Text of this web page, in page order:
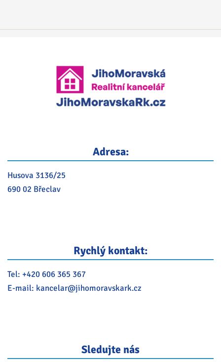
Adresa:
Husova 3136/25
690 02 Břeclav
Rychlý kontakt:
Tel: +420 606 365 367
E-mail: kancelar@jihomoravskark.cz
Sledujte nás